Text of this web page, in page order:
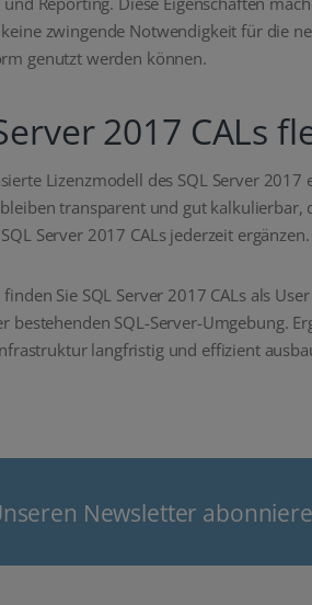
zwingende Notwendigkeit für die
genutzt werden können.
2017 CALs
Lizenzmodell des SQL Server
transparent und gut kalkulierbar,
Server 2017 CALs jederzeit ergänzen.
finden Sie SQL Server 2017 CALs als
bestehenden SQL-Server-Umgebung.
langfristig und effizient
Newsletter